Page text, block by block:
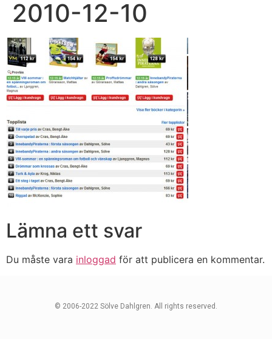
2010-12-10
Lämna ett svar
Du måste vara inloggad för att publicera en kommentar.
© 2006-2022 Sölve Dahlgren. All rights reserved.